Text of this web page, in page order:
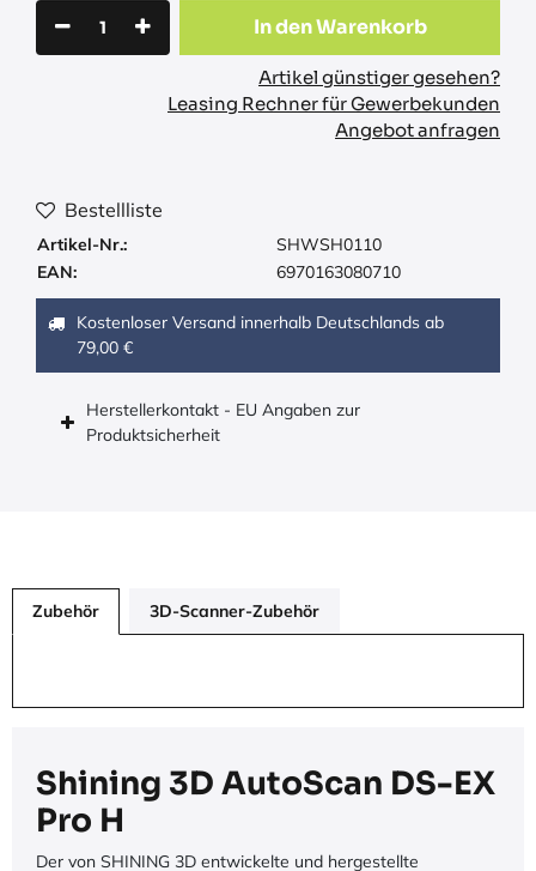
In den Warenkorb
Artikel günstiger gesehen?
Leasing Rechner für Gewerbekunden
Angebot anfragen
Bestellliste
Artikel-Nr.:
SHWSH0110
EAN:
6970163080710
Kostenloser Versand innerhalb Deutschlands ab
79,00 €
Herstellerkontakt - EU Angaben zur
Produktsicherheit
Zubehör 3D-Scanner-Zubehör
Shining 3D AutoScan DS-EX
Pro H
Der von SHINING 3D entwickelte und hergestellte